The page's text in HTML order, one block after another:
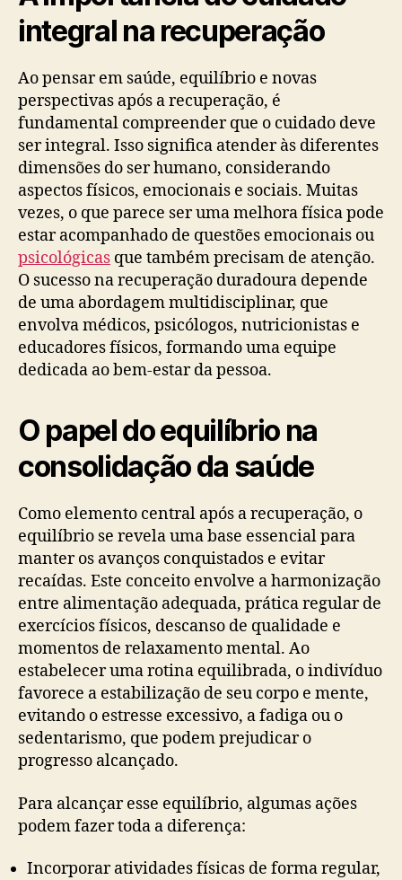
integral na recuperação
Ao pensar em saúde, equilíbrio e novas
perspectivas após a recuperação, é
fundamental compreender que o cuidado deve
ser integral. Isso significa atender às diferentes
dimensões do ser humano, considerando
aspectos físicos, emocionais e sociais. Muitas
vezes, o que parece ser uma melhora física pode
estar acompanhado de questões emocionais ou
psicológicas que também precisam de atenção.
O sucesso na recuperação duradoura depende
de uma abordagem multidisciplinar, que
envolva médicos, psicólogos, nutricionistas e
educadores físicos, formando uma equipe
dedicada ao bem-estar da pessoa.
O papel do equilíbrio na
consolidação da saúde
Como elemento central após a recuperação, o
equilíbrio se revela uma base essencial para
manter os avanços conquistados e evitar
recaídas. Este conceito envolve a harmonização
entre alimentação adequada, prática regular de
exercícios físicos, descanso de qualidade e
momentos de relaxamento mental. Ao
estabelecer uma rotina equilibrada, o indivíduo
favorece a estabilização de seu corpo e mente,
evitando o estresse excessivo, a fadiga ou o
sedentarismo, que podem prejudicar o
progresso alcançado.
Para alcançar esse equilíbrio, algumas ações
podem fazer toda a diferença:
Incorporar atividades físicas de forma regular,